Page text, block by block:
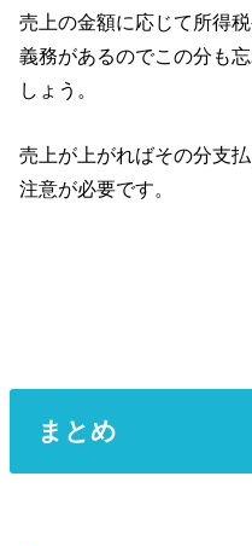
売上の金額に応じて所得
義務があるのでこの分も
しょう。
売上が上がればその分支
注意が必要です。
まとめ